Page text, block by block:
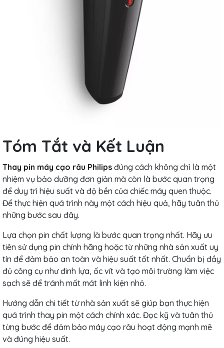
Tóm Tắt và Kết Luận
Thay pin máy cạo râu Philips đúng cách không chỉ là một
nhiệm vụ bảo dưỡng đơn giản mà còn là bước quan trọng
để duy trì hiệu suất và độ bền của chiếc máy quen thuộc.
Để thực hiện quá trình này một cách hiệu quả, hãy tuân thủ
những bước sau đây.
Lựa chọn pin chất lượng là bước quan trọng nhất. Hãy ưu
tiên sử dụng pin chính hãng hoặc từ những nhà sản xuất uy
tín để đảm bảo an toàn và hiệu suất tốt nhất. Chuẩn bị đầy
đủ công cụ như đinh lựa, ốc vít và tạo môi trường làm việc
sạch sẽ để tránh mất mát linh kiện nhỏ.
Hướng dẫn chi tiết từ nhà sản xuất sẽ giúp bạn thực hiện
quá trình thay pin một cách chính xác. Đọc kỹ và tuân thủ
từng bước để đảm bảo máy cạo râu hoạt động mạnh mẽ
và đúng hiệu suất.